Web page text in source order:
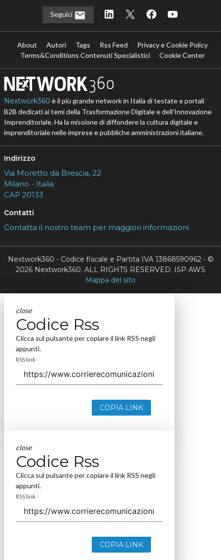
Seguici
About Autori Tags Rss Feed
Privacy e Cookie Policy
Terms&Conditions Contenuti Specialistici
Cookie Center
Nextwork360 è il più grande network in Italia di testate e portali
B2B dedicati ai temi della Trasformazione Digitale e dell’Innovazione
Imprenditoriale. Ha la missione di diffondere la cultura digitale e
imprenditoriale nelle imprese e pubbliche amministrazioni italiane.
Indirizzo
Via Moretto da Brescia, 22
Milano - Italia
CAP 20133
Contatti
Contatta il nostro team per maggiori informazioni
Nextwork360 - Codice fiscale e Partita IVA 13868590962 - ©
2026 Nextwork360. ALL RIGHTS RESERVED. ISP AWS
Mappa del sito
close
Codice Rss
Clicca sul pulsante per copiare il link RSS negli
appunti.
RSS link
COPIA LINK
close
Codice Rss
Clicca sul pulsante per copiare il link RSS negli
appunti.
RSS link
COPIA LINK